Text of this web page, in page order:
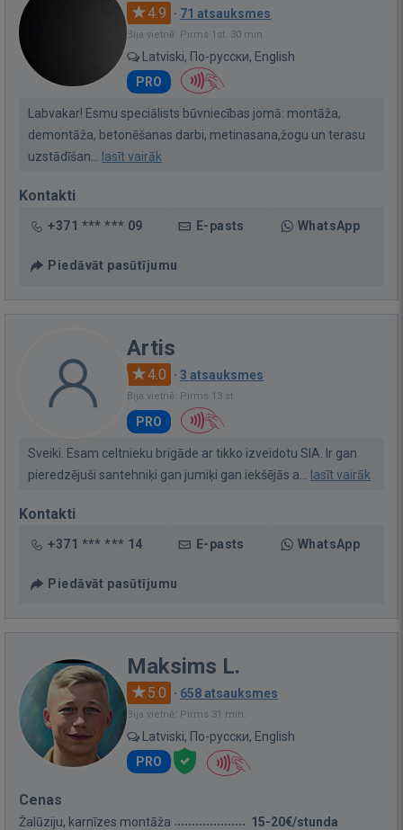
4.9 · 71 atsauksmes
Bija vietnē: Pirms 1st. 30 min.
Latviski, По-русски, English
PRO
Labvakar! Esmu speciālists būvniecības jomā: montāža,
demontāža, betonēšanas darbi, metinasana,žogu un terasu
uzstādīšan... lasīt vairāk
Kontakti
+371 *** *** 09 E-pasts WhatsApp
Piedāvāt pasūtījumu
Artis
4.0 · 3 atsauksmes
Bija vietnē: Pirms 13 st.
PRO
Sveiki. Esam celtnieku brigāde ar tikko izveidotu SIA. Ir gan
pieredzējuši santehniķi gan jumiķi gan iekšējās a... lasīt vairāk
Kontakti
+371 *** *** 14 E-pasts WhatsApp
Piedāvāt pasūtījumu
Maksims L.
5.0 · 658 atsauksmes
Bija vietnē: Pirms 31 min.
Latviski, По-русски, English
PRO
Cenas
Žalūziju, karnīzes montāža 15-20€/stunda